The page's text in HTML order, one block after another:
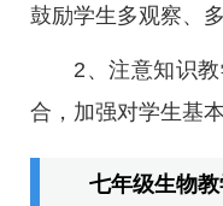
鼓励学生多观察、
2、注意知识
合，加强对学生基
七年级生物